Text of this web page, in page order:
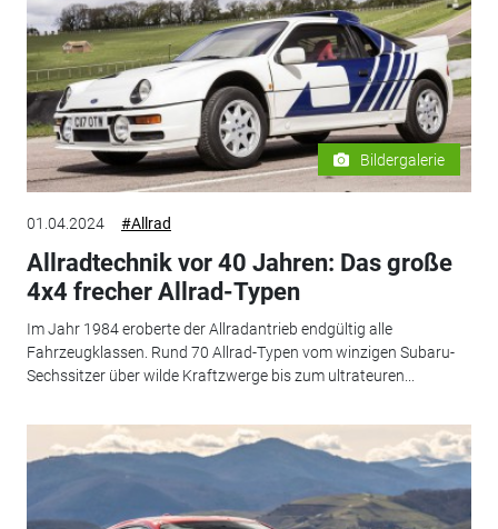
Bildergalerie
01.04.2024 #Allrad
Allradtechnik vor 40 Jahren: Das große
4x4 frecher Allrad-Typen
Im Jahr 1984 eroberte der Allradantrieb endgültig alle
Fahrzeugklassen. Rund 70 Allrad-Typen vom winzigen Subaru-
Sechssitzer über wilde Kraftzwerge bis zum ultrateuren...